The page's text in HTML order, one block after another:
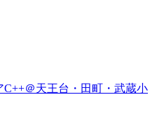
＠天王台・田町・武蔵小